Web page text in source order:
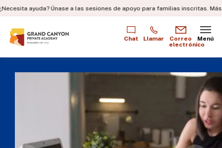
ayuda? Únase a las sesiones de apoyo para familias inscritas.Más
Chat Llamar
Correo
electrónico
Menú